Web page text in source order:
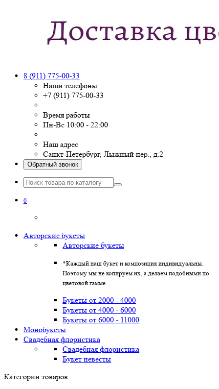
8 (911) 775-00-33
Наши телефоны
+7 (911) 775-00-33
Время работы
Пн-Вс 10:00 - 22:00
Наш адрес
Санкт-Петербург, Лыжный пер., д.2
Обратный звонок
0
Авторские букеты
Авторские букеты
*Каждый наш букет и композиция индивидуальны.
Поэтому мы не копируем их, а делаем подобными по
цветовой гамме ..
Букеты от 2000 - 4000
Букеты от 4000 - 6000
Букеты от 6000 - 11000
Монобукеты
Свадебная флористика
Свадебная флористика
Букет невесты
Категории товаров